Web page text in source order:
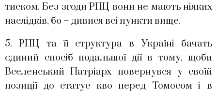
тиском. Без згоди РПЦ вони не мають ніяких
наслідків, бо – дивися всі пункти вище.
5. РПЦ та її структура в Україні бачать
єдиний спосіб подальшої дії в тому, щоби
Вселенський Патріарх повернувся у своїй
позиції до статус кво перед Томосом і в